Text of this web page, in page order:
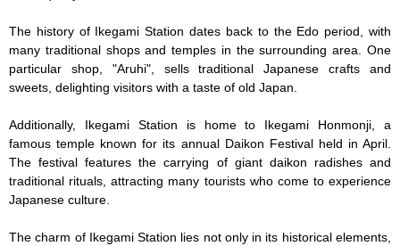
The history of Ikegami Station dates back to the Edo period, with
many traditional shops and temples in the surrounding area. One
particular shop, "Aruhi", sells traditional Japanese crafts and
sweets, delighting visitors with a taste of old Japan.
Additionally, Ikegami Station is home to Ikegami Honmonji, a
famous temple known for its annual Daikon Festival held in April.
The festival features the carrying of giant daikon radishes and
traditional rituals, attracting many tourists who come to experience
Japanese culture.
The charm of Ikegami Station lies not only in its historical elements,